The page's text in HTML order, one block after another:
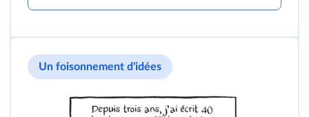
Un foisonnement d'idées